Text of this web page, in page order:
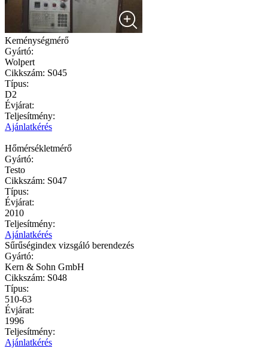
Keménységmérő
Gyártó:
Wolpert
Cikkszám: S045
Típus:
D2
Évjárat:
Teljesítmény:
Ajánlatkérés
Hőmérsékletmérő
Gyártó:
Testo
Cikkszám: S047
Típus:
Évjárat:
2010
Teljesítmény:
Ajánlatkérés
Sűrűségindex vizsgáló berendezés
Gyártó:
Kern & Sohn GmbH
Cikkszám: S048
Típus:
510-63
Évjárat:
1996
Teljesítmény:
Ajánlatkérés